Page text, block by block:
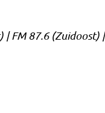
| FM 87.6 (Zuidoost)